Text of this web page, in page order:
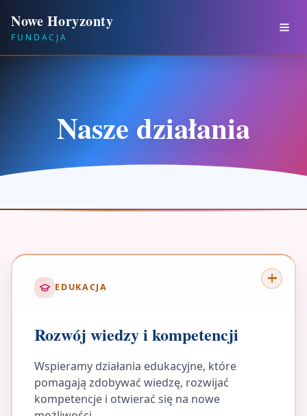
Nowe Horyzonty
FUNDACJA
Nasze działania
EDUKACJA
Rozwój wiedzy i kompetencji
Wspieramy działania edukacyjne, które
pomagają zdobywać wiedzę, rozwijać
kompetencje i otwierać się na nowe